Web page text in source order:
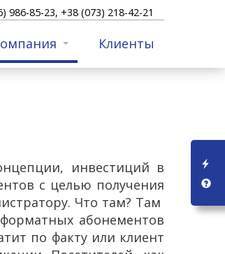
986-85-23, +38 (073) 218-42-21
Клиенты
инвестиций в
с целью получения
Что там? Там
абонементов
по факту или клиент